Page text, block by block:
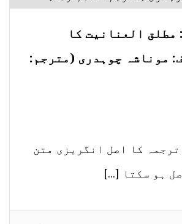
مطلق العنانیت کا
موناشہ چوہدری (مترجم:
کا اصل انگریزی متن
ہو سکتا [...]